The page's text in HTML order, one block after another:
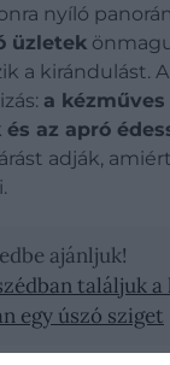
nyíló
üzletek
a kirándulást.
a
az apró
adják,
ajánljuk!
találjuk
egy úszó sziget